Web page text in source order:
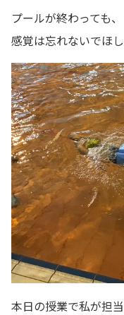
プールが終わっても
感覚は忘れないでほし
本日の授業で私が担